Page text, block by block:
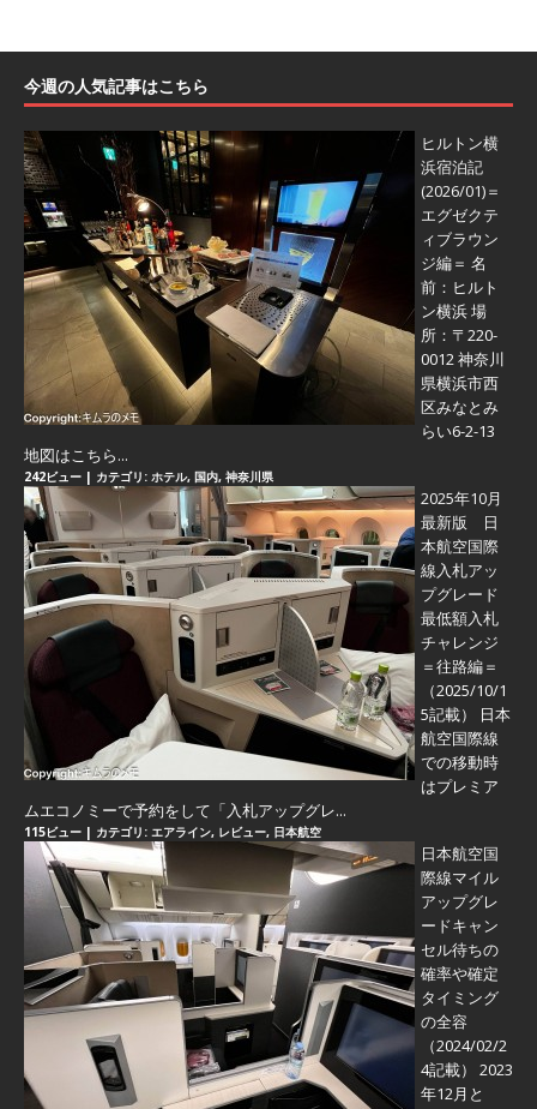
今週の人気記事はこちら
ヒルトン横
浜宿泊記
(2026/01)＝
エグゼクテ
ィブラウン
ジ編＝ 名
前：ヒルト
ン横浜 場
所：〒220-
0012 神奈川
県横浜市西
区みなとみ
らい6-2-13
地図はこちら...
242ビュー | カテゴリ: ホテル, 国内, 神奈川県
2025年10月
最新版 日
本航空国際
線入札アッ
プグレード
最低額入札
チャレンジ
＝往路編＝
（2025/10/1
5記載） 日本
航空国際線
での移動時
はプレミア
ムエコノミーで予約をして「入札アップグレ...
115ビュー | カテゴリ: エアライン, レビュー, 日本航空
日本航空国
際線マイル
アップグレ
ードキャン
セル待ちの
確率や確定
タイミング
の全容
（2024/02/2
4記載） 2023
年12月と